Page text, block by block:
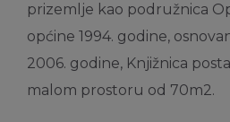
prizemlje kao podružnica
općine 1994. godine,
2006. godine, Knjižnica
malom prostoru od 70m2.